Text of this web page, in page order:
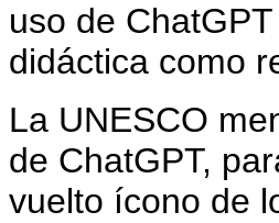
uso de
didáctica como
La UNESCO
de ChatGPT,
vuelto ícono de